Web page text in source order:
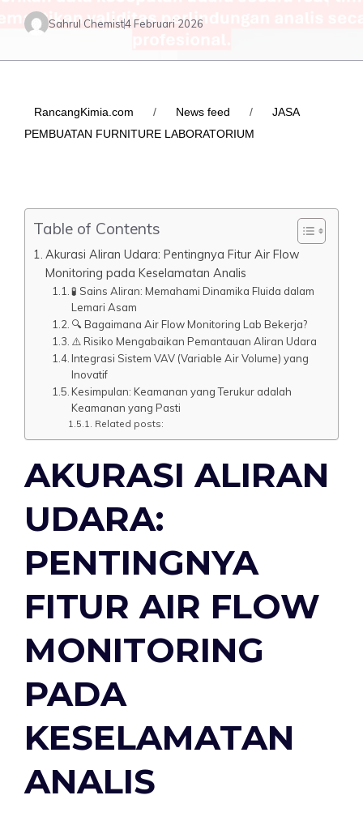
Sahrul Chemist4 Februari 2026
RancangKimia.com / News feed /
JASA
PEMBUATAN FURNITURE LABORATORIUM
Table of Contents
Akurasi Aliran Udara: Pentingnya Fitur Air Flow
Monitoring pada Keselamatan Analis
🧪 Sains Aliran: Memahami Dinamika Fluida dalam
Lemari Asam
🔍 Bagaimana Air Flow Monitoring Lab Bekerja?
⚠️ Risiko Mengabaikan Pemantauan Aliran Udara
Integrasi Sistem VAV (Variable Air Volume) yang
Inovatif
Kesimpulan: Keamanan yang Terukur adalah
Keamanan yang Pasti
Related posts:
AKURASI ALIRAN
UDARA:
PENTINGNYA
FITUR AIR FLOW
MONITORING
PADA
KESELAMATAN
ANALIS